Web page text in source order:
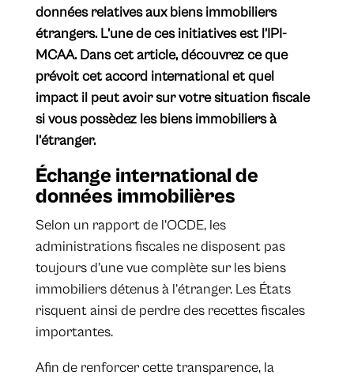
données relatives aux biens immobiliers
étrangers. L’une de ces initiatives est l’IPI-
MCAA. Dans cet article, découvrez ce que
prévoit cet accord international et quel
impact il peut avoir sur votre situation fiscale
si vous possèdez les biens immobiliers à
l’étranger.
​Échange international de
données immobilières
Selon un rapport de l’OCDE, les
administrations fiscales ne disposent pas
toujours d’une vue complète sur les biens
immobiliers détenus à l’étranger. Les États
risquent ainsi de perdre des recettes fiscales
importantes.
Afin de renforcer cette transparence, la